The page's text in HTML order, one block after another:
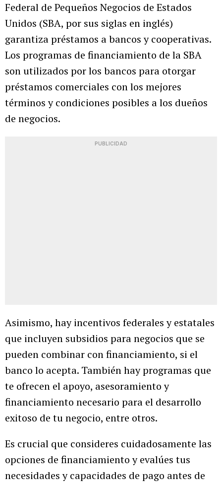
Federal de Pequeños Negocios de Estados
Unidos (SBA, por sus siglas en inglés)
garantiza préstamos a bancos y cooperativas.
Los programas de financiamiento de la SBA
son utilizados por los bancos para otorgar
préstamos comerciales con los mejores
términos y condiciones posibles a los dueños
de negocios.
PUBLICIDAD
Asimismo, hay incentivos federales y estatales
que incluyen subsidios para negocios que se
pueden combinar con financiamiento, si el
banco lo acepta. También hay programas que
te ofrecen el apoyo, asesoramiento y
financiamiento necesario para el desarrollo
exitoso de tu negocio, entre otros.
Es crucial que consideres cuidadosamente las
opciones de financiamiento y evalúes tus
necesidades y capacidades de pago antes de